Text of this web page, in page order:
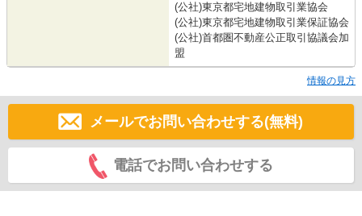
(公社)東京都宅地建物取引業協会
(公社)東京都宅地建物取引業保証協会
(公社)首都圏不動産公正取引協議会加
盟
情報の見方
メールでお問い合わせする(無料)
電話でお問い合わせする